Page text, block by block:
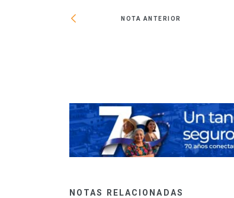
NOTA ANTERIOR
NOTAS RELACIONADAS